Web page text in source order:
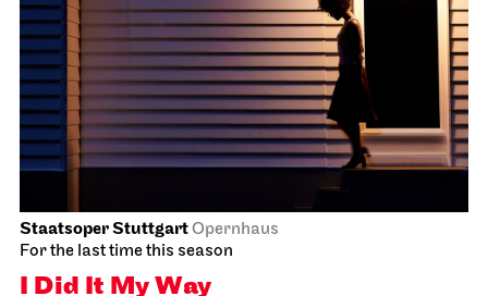
JOiN Lobby Nord
Tea&Techno
06.12.2026
11:00 - 12:00